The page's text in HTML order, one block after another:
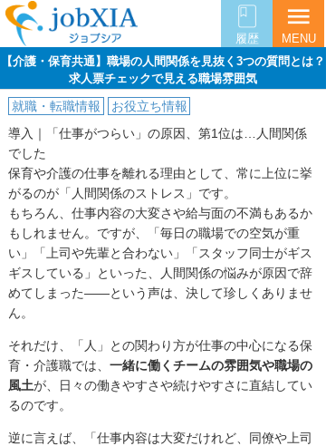
履歴
menu
MENU
【介護・保育共通】職場の人間関係を見抜く3つの質問とは？
求人票チェックで見える職場雰囲気
就職・転職情報
お役立ち情報
導入｜「仕事がつらい」の原因、第1位は…人間関係
でした
保育や介護の仕事を離れる理由として、常に上位に挙
がるのが「人間関係のストレス」です。
もちろん、仕事内容の大変さや給与面の不満もあるか
もしれません。ですが、「毎日の職場での空気が重
い」「上司や先輩と合わない」「スタッフ同士がギス
ギスしている」といった、人間関係の悩みが原因で辞
めてしまった――という声は、決して珍しくありませ
ん。
それだけ、「人」との関わり方が仕事の中心になる保
育・介護職では、 一緒に働くチームの雰囲気や職場の
風土が、日々の働きやすさや続けやすさに直結してい
るのです。
逆に言えば、「仕事内容は大変だけれど、同僚や上司